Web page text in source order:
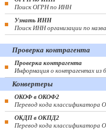
Поиск ОГРН по ИНН
Узнать ИНН
Поиск ИНН организации по
Проверка контрагента
Проверка контрагента
Информация о контрагентах
Конвертеры
ОКОФ в ОКОФ2
Перевод кода
ОКДП в ОКПД2
Перевод кода